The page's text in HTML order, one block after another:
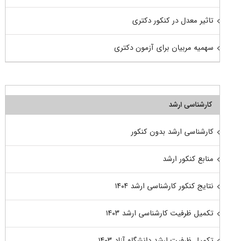
تاثیر معدل در کنکور دکتری
سهمیه مربیان برای آزمون دکتری
کارشناسی ارشد
کارشناسی ارشد بدون کنکور
منابع کنکور ارشد
نتایج کنکور کارشناسی ارشد ۱۴۰۴
تکمیل ظرفیت کارشناسی ارشد ۱۴۰۳